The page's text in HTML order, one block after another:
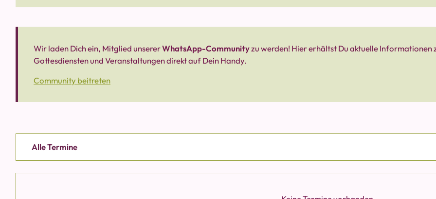
Wir laden Dich ein, Mitglied unsererWhatsApp-Communityzu werden! Hier erhältst Du aktuelle Informationen
Gottesdiensten und Veranstaltungen direkt auf Dein Handy.
Community beitreten
Alle Termine